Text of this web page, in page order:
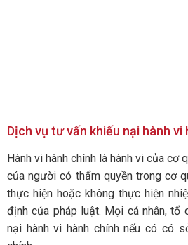
Dịch vụ tư vấn khiếu nại hành vi
Hành vi hành chính là hành vi của cơ
của người có thẩm quyền trong cơ
thực hiện hoặc không thực hiện
định của pháp luật. Mọi cá nhân, tổ
nại hành vi hành chính nếu có có